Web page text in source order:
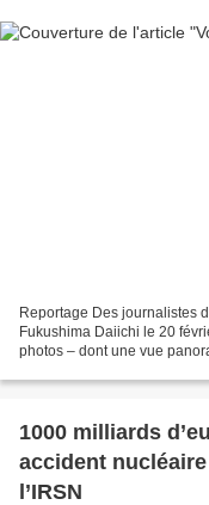
Reportage Des journalistes
Fukushima Daiichi le 20
photos ‒ dont une vue
1000 milliards
accident
l’IRSN